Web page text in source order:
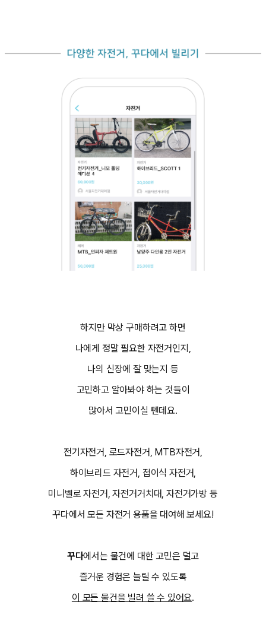
하지만 막상 구매하려고 하면
나에게 정말 필요한 자전거인지,
나의 신장에 잘 맞는지 등
고민하고 알아봐야 하는 것들이
많아서 고민이실 텐데요.
전기자전거, 로드자전거, MTB자전거,
하이브리드 자전거, 접이식 자전거,
미니벨로 자전거, 자전거거치대, 자전거가방 등
꾸다에서 모든 자전거 용품을 대여해 보세요!
꾸다에서는 물건에 대한 고민은 덜고
즐거운 경험은 늘릴 수 있도록
이 모든 물건을 빌려 쓸 수 있어요.